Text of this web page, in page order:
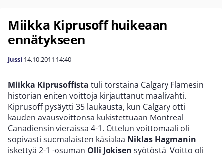
Miikka Kiprusoff huikeaan
ennätykseen
Jussi 14.10.2011 14:40
Miikka Kiprusoffista tuli torstaina Calgary Flamesin
historian eniten voittoja kirjauttanut maalivahti.
Kiprusoff pysäytti 35 laukausta, kun Calgary otti
kauden avausvoittonsa kukistettuaan Montreal
Canadiensin vieraissa 4-1. Ottelun voittomaali oli
sopivasti suomalaisten käsialaa Niklas Hagmanin
iskettyä 2-1 -osuman Olli Jokisen syötöstä. Voitto oli